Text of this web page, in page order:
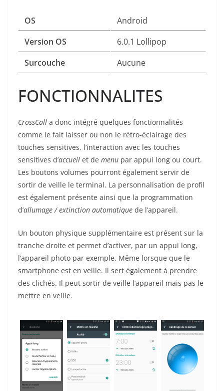
OS
Android
Version OS
6.0.1 Lollipop
Surcouche
Aucune
FONCTIONNALITES
CrossCall a donc intégré quelques fonctionnalités
comme le fait laisser ou non le rétro-éclairage des
touches sensitives, l’interaction avec les touches
sensitives d’accueil et de menu par appui long ou court.
Les boutons volumes pourront également servir de
sortir de veille le terminal. La personnalisation de profil
est également présente ainsi que la programmation
d’allumage / extinction automatique de l’appareil.
Un bouton physique supplémentaire est présent sur la
tranche droite et permet d’activer, par un appui long,
l’appareil photo par exemple. Même lorsque que le
smartphone est en veille. Il sert également à prendre
des clichés. Il peut sortir de veille l’appareil mais pas le
mettre en veille.